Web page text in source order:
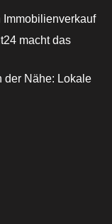
Immobilienverkauf
macht das
der Nähe: Lokale